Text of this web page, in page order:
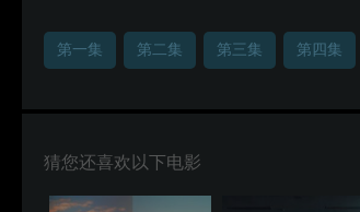
第一集 第二集 第三集 第四集
猜您还喜欢以下电影